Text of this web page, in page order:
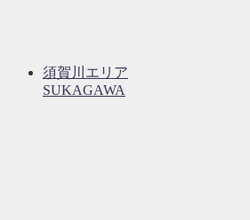
須賀川エリア
SUKAGAWA